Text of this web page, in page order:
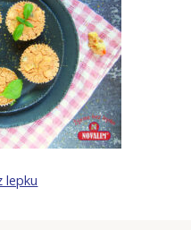
lepku